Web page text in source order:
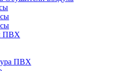
ПВХ
ПВХ